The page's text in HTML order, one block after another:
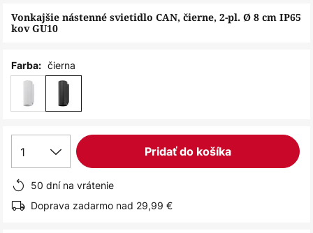
Vonkajšie nástenné svietidlo CAN, čierne, 2-pl. Ø 8 cm IP65
kov GU10
Farba: čierna
1 Pridať do košíka
50 dní na vrátenie
Doprava zadarmo nad 29,99 €